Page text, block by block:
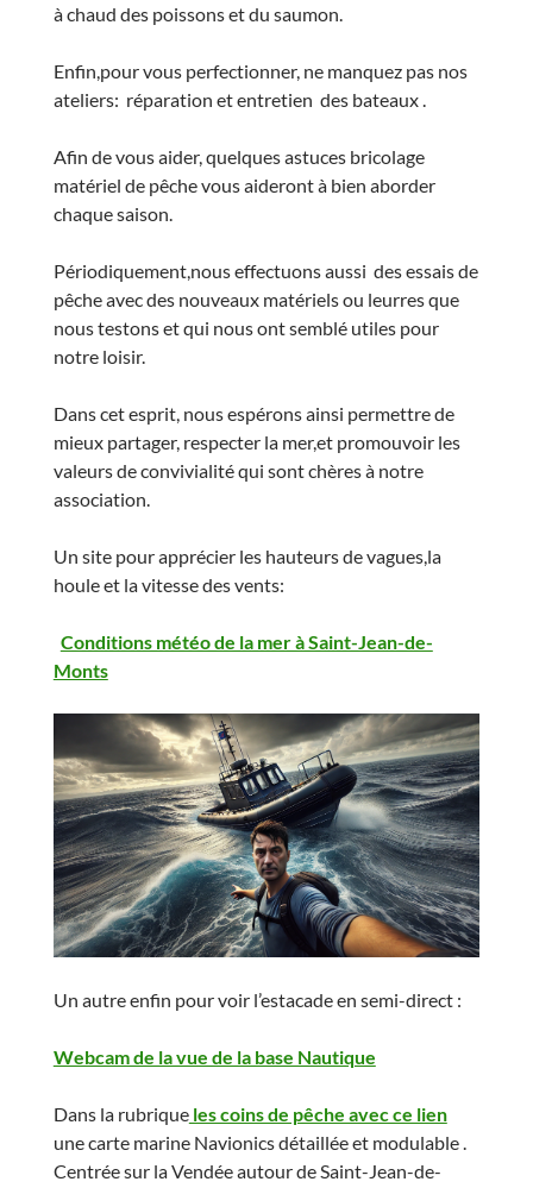
à chaud des poissons et du saumon.
Enfin,pour vous perfectionner, ne manquez pas nos
ateliers: réparation et entretien des bateaux .
Afin de vous aider, quelques astuces bricolage
matériel de pêche vous aideront à bien aborder
chaque saison.
Périodiquement,nous effectuons aussi des essais de
pêche avec des nouveaux matériels ou leurres que
nous testons et qui nous ont semblé utiles pour
notre loisir.
Dans cet esprit, nous espérons ainsi permettre de
mieux partager, respecter la mer,et promouvoir les
valeurs de convivialité qui sont chères à notre
association.
Un site pour apprécier les hauteurs de vagues,la
houle et la vitesse des vents:
Conditions météo de la mer à Saint-Jean-de-
Monts
Un autre enfin pour voir l’estacade en semi-direct :
Webcam de la vue de la base Nautique
Dans la rubriqueles coins de pêche avec ce lien
une carte marine Navionics détaillée et modulable .
Centrée sur la Vendée autour de Saint-Jean-de-